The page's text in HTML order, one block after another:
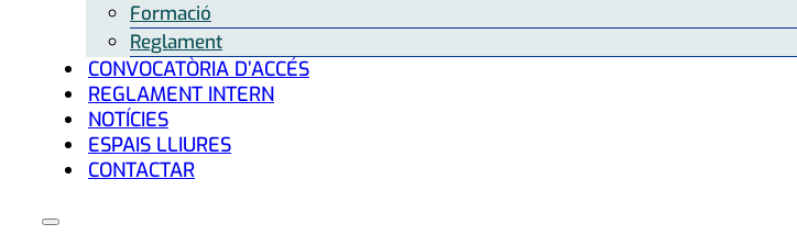
Formació
Reglament
CONVOCATÒRIA D’ACCÉS
REGLAMENT INTERN
NOTÍCIES
ESPAIS LLIURES
CONTACTAR